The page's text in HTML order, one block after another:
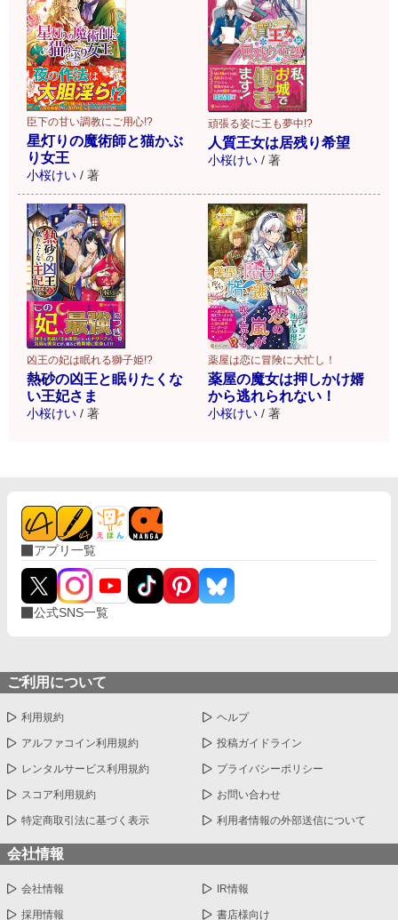
臣下の甘い調教にご用心!?
星灯りの魔術師と猫かぶ
り女王
小桜けい / 著
頑張る姿に王も夢中!?
人質王女は居残り希望
小桜けい / 著
凶王の妃は眠れる獅子姫!?
熱砂の凶王と眠りたくな
い王妃さま
小桜けい / 著
薬屋は恋に冒険に大忙し！
薬屋の魔女は押しかけ婿
から逃れられない！
小桜けい / 著
アプリ一覧
公式SNS一覧
ご利用について
利用規約 ヘルプ
アルファコイン利用規約 投稿ガイドライン
レンタルサービス利用規約 プライバシーポリシー
スコア利用規約 お問い合わせ
特定商取引法に基づく表示 利用者情報の外部送信について
会社情報
会社情報 IR情報
採用情報 書店様向け